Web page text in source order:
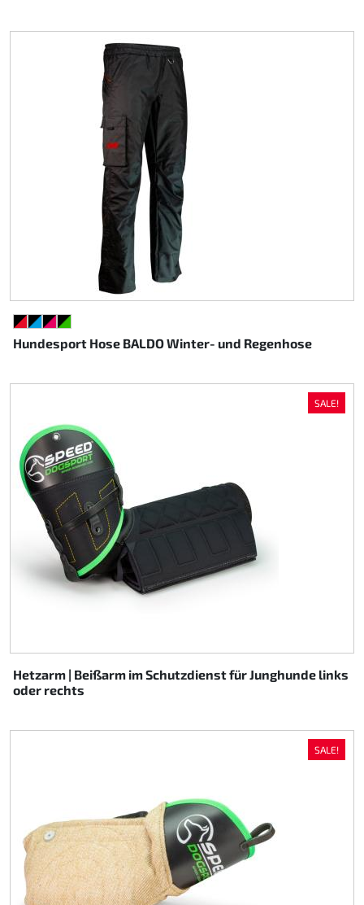
Hundesport Hose BALDO Winter- und Regenhose
SCHWARZ/ROT
SCHWARZ/CYAN
SCHWARZ/PINK
SCHWARZ/GRÜN
SALE!
Hetzarm | Beißarm im Schutzdienst für Junghunde links
oder rechts
SALE!